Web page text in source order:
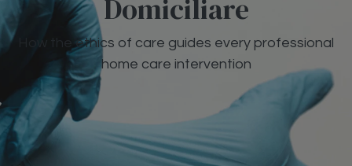
Domiciliare
How the ethics of care guides every professional
home care intervention